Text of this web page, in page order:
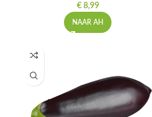
€8,99
NAAR AH